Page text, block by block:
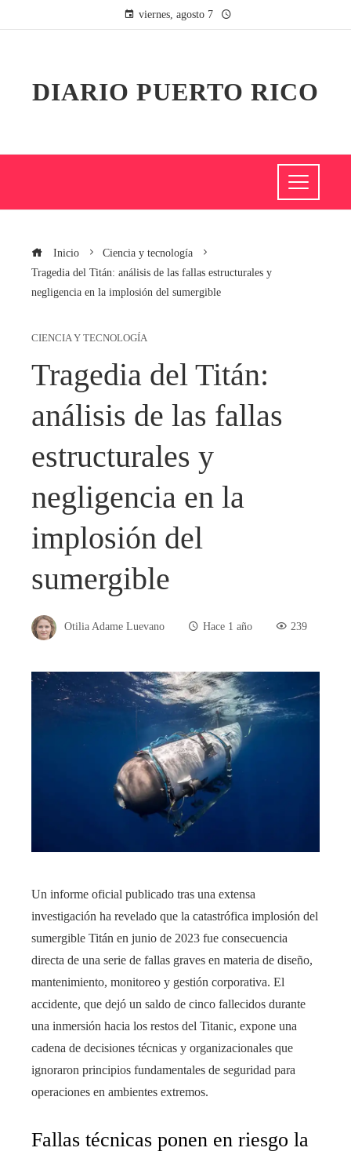
viernes, agosto 7
DIARIO PUERTO RICO
Inicio
Ciencia y tecnología
Tragedia del Titán: análisis de las fallas estructurales y
negligencia en la implosión del sumergible
CIENCIA Y TECNOLOGÍA
Tragedia del Titán:
análisis de las fallas
estructurales y
negligencia en la
implosión del
sumergible
Otilia Adame Luevano Hace 1 año 239
Un informe oficial publicado tras una extensa
investigación ha revelado que la catastrófica implosión del
sumergible Titán en junio de 2023 fue consecuencia
directa de una serie de fallas graves en materia de diseño,
mantenimiento, monitoreo y gestión corporativa. El
accidente, que dejó un saldo de cinco fallecidos durante
una inmersión hacia los restos del Titanic, expone una
cadena de decisiones técnicas y organizacionales que
ignoraron principios fundamentales de seguridad para
operaciones en ambientes extremos.
Fallas técnicas ponen en riesgo la